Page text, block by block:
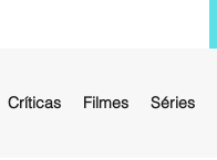
Críticas Filmes Séries